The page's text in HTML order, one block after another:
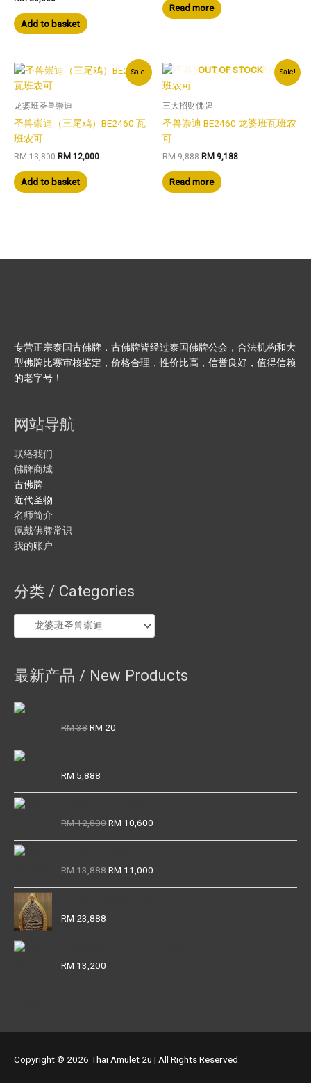
Add to basket
Read more
Sale!
龙婆班圣兽崇迪
圣兽崇迪（三尾鸡）BE2460 瓦
班农可
RM13,800 Original
was:
RM 13,800.
RM 12,000Current
Add to basket
Sale!
OUT OF STOCK
三大招财佛牌
圣兽崇迪 BE2460 龙婆班瓦班农
可
RM9,888 Original
was:
RM 9,888.
RM 9,188Current
Read more
专营正宗泰国古佛牌，古佛牌皆经过泰国佛牌公会，合法机构和大
型佛牌比赛审核鉴定，价格合理，性价比高，信誉良好，值得信赖
的老字号！
网站导航
联络我们
佛牌商城
古佛牌
近代圣物
名师简介
佩戴佛牌常识
我的账户
分类 / Categories
最新产品 / New Products
RM38Original
RM 20
RM 5,888
RM12,800Original
RM 10,600
RM13,888Original
RM 11,000
RM 23,888
RM 13,200
Copyright © 2026 Thai Amulet 2u | All Rights Reserved.